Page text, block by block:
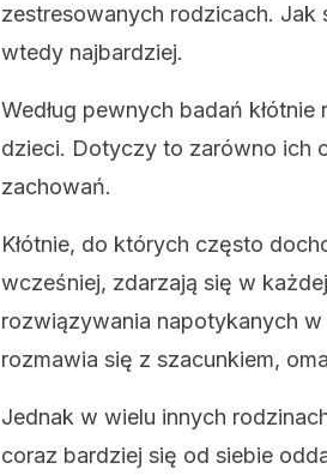
zestresowanych rodzicach. Jak
wtedy najbardziej.
Według pewnych badań
dzieci. Dotyczy to zarówno ich
zachowań.
Kłótnie, do których często
wcześniej, zdarzają się w
rozwiązywania napotykanych
rozmawia się z szacunkiem,
Jednak w wielu innych
coraz bardziej się od siebie